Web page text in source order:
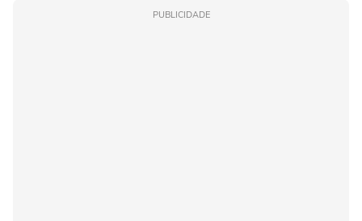
PUBLICIDADE